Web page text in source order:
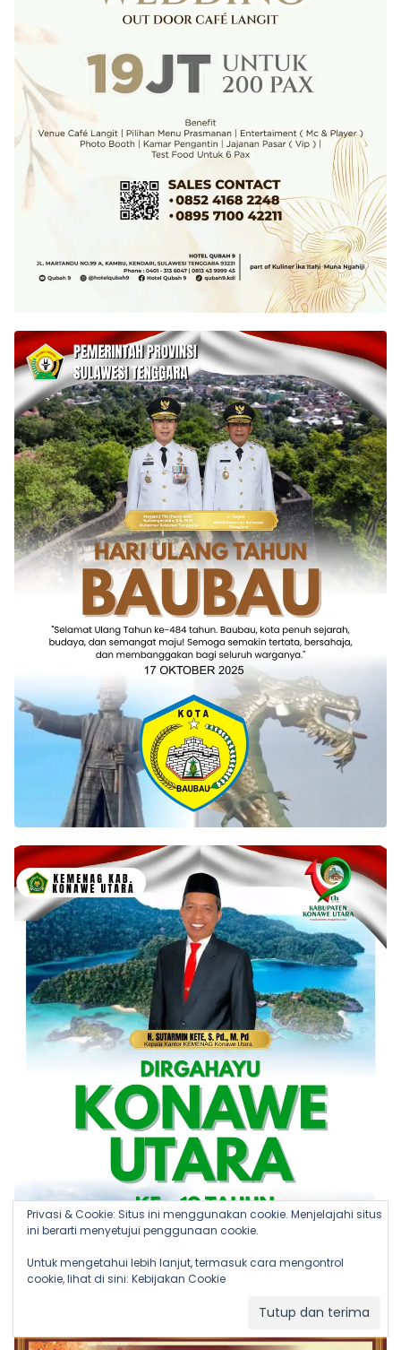
Privasi & Cookie: Situs ini menggunakan cookie. Menjelajahi situs
ini berarti menyetujui penggunaan cookie.
Untuk mengetahui lebih lanjut, termasuk cara mengontrol
cookie, lihat di sini: Kebijakan Cookie